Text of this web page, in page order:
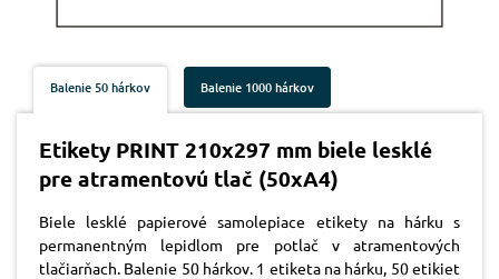
Balenie 50 hárkov Balenie 1000 hárkov
Etikety PRINT 210x297 mm biele lesklé
pre atramentovú tlač (50xA4)
Biele lesklé papierové samolepiace etikety na hárku s
permanentným lepidlom pre potlač v atramentových
tlačiarňach. Balenie 50 hárkov. 1 etiketa na hárku, 50 etikiet